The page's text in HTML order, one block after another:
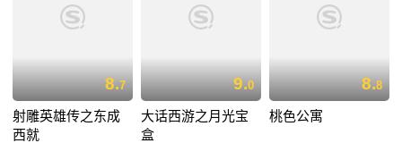
8.7
射雕英雄传之东成
西就
9.0
大话西游之月光宝
盒
8.8
桃色公寓